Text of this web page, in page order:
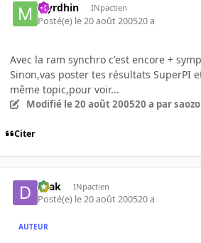
Myrdhin INpactien
Posté(e) le 20 août 200520 a
Avec la ram synchro c'est encore +
Sinon,vas poster tes résultats SuperPI
même topic,pour voir...
Modifié le 20 août 200520 a par
Citer
Drak INpactien
Posté(e) le 20 août 200520 a
AUTEUR